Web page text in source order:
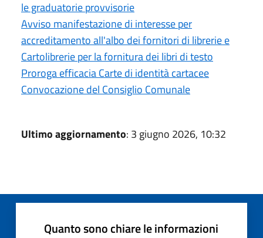
le graduatorie provvisorie
Avviso manifestazione di interesse per
accreditamento all'albo dei fornitori di librerie e
Cartolibrerie per la fornitura dei libri di testo
Proroga efficacia Carte di identità cartacee
Convocazione del Consiglio Comunale
Ultimo aggiornamento: 3 giugno 2026, 10:32
Quanto sono chiare le informazioni